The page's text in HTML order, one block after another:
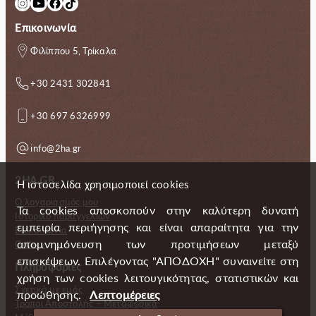
Επικοινωνία
Φιλίππου 5, Τρίκαλα
+30 2431 302841
+30 697 6326999
info@2ha.gr
2HA.GR
Ο λογαριασμός μου
Ιστορικό παραγγελιών
Επικοινωνία
Gallery
Πληροφορίες
Σχετικά με εμάς
Τρόποι Αποστολής – Μεταφορικά
Η ιστοσελίδα χρησιμοποιεί cookies
Τα cookies αποσκοπούν στην καλύτερη δυνατή
εμπειρία περιήγησης και είναι απαραίτητα για την
απομνημόνευση των προτιμήσεων μεταξύ
επισκέψεων. Επιλέγοντας "ΑΠΟΔΟΧΗ" συναινείτε στη
χρήση των cookies λειτουγικότητας, στατιστικών και
προώθησης.
Λεπτομέρειες